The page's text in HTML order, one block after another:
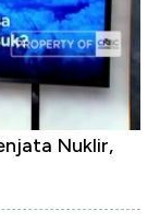
Nuklir,